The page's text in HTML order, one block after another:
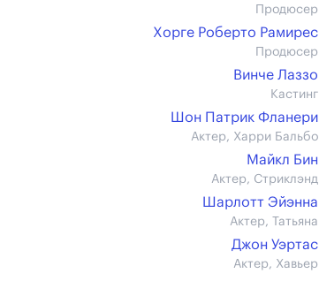
Продюсер
Хорге Роберто Рамирес
Продюсер
Винче Лаззо
Кастинг
Шон Патрик Фланери
Актер, Харри Бальбо
Майкл Бин
Актер, Стриклэнд
Шарлотт Эйэнна
Актер, Татьяна
Джон Уэртас
Актер, Хавьер